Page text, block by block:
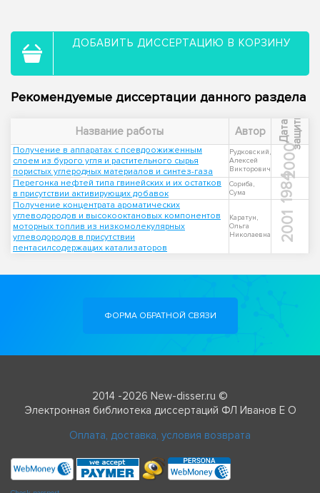
ДОБАВИТЬ ДИССЕРТАЦИЮ В КОРЗИНУ
Рекомендуемые диссертации данного раздела
Название работы Автор Д
а
т
а
з
а
щ
и
т ы
Получение в аппаратах с псевдоожиженным
слоем из бурого угля и растительного сырья
пористых углеродных материалов и синтез-газа
Рудковский,
Алексей
Викторович
2000
Перегонка нефтей типа гвинейских и их остатков
в присутствии активирующих добавок
Сориба,
Сума
1984
Получение концентрата ароматических
углеводородов и высокооктановых компонентов
моторных топлив из низкомолекулярных
углеводородов в присутствии
пентасилсодержащих катализаторов
Каратун,
Ольга
Николаевна
2001
ФОРМА ОБРАТНОЙ СВЯЗИ
2014 -2026 New-disser.ru ©
Электронная библиотека диссертаций ФЛ Иванов Е О
Оплата, доставка, условия возврата